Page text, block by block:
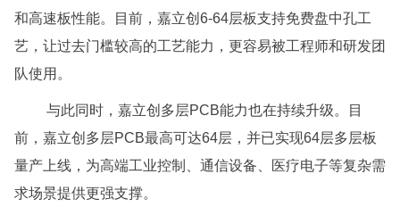
和高速板性能。目前，嘉立创6-64层板支持免费盘中孔工
艺，让过去门槛较高的工艺能力，更容易被工程师和研发团
队使用。
与此同时，嘉立创多层PCB能力也在持续升级。目
前，嘉立创多层PCB最高可达64层，并已实现64层多层板
量产上线，为高端工业控制、通信设备、医疗电子等复杂需
求场景提供更强支撑。